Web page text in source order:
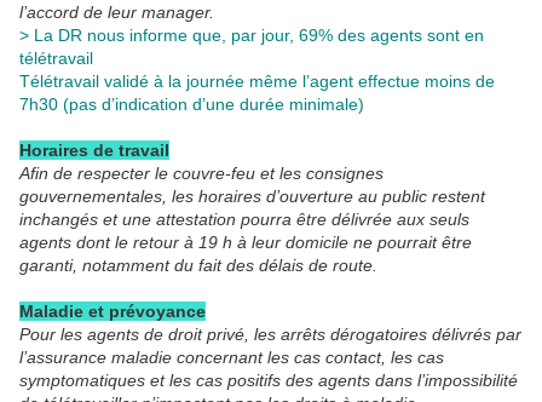
l’accord de leur manager.
> La DR nous informe que, par jour, 69% des agents sont en
télétravail
Télétravail validé à la journée même l’agent effectue moins de
7h30 (pas d’indication d’une durée minimale)
Horaires de travail
Afin de respecter le couvre-feu et les consignes
gouvernementales, les horaires d’ouverture au public restent
inchangés et une attestation pourra être délivrée aux seuls
agents dont le retour à 19 h à leur domicile ne pourrait être
garanti, notamment du fait des délais de route.
Maladie et prévoyance
Pour les agents de droit privé, les arrêts dérogatoires délivrés par
l’assurance maladie concernant les cas contact, les cas
symptomatiques et les cas positifs des agents dans l’impossibilité